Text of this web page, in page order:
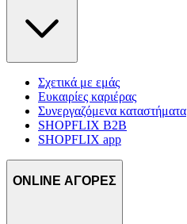
Σχετικά με εμάς
Ευκαιρίες καριέρας
Συνεργαζόμενα καταστήματα
SHOPFLIX B2B
SHOPFLIX app
ONLINE ΑΓΟΡΕΣ